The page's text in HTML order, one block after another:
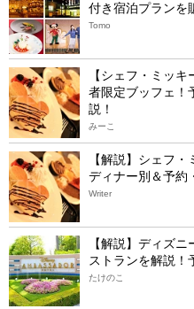
付き宿泊プランを
Tomo
【シェフ・ミッ
者限定ブッフェ！
説！
みーこ
【解説】シェフ
ディナー別＆予約
Writer
【解説】ディズ
ストランを解説！
たけのこ